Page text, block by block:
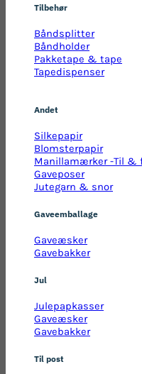
Tilbehør
Båndsplitter
Båndholder
Pakketape & tape
Tapedispenser
Andet
Silkepapir
Blomsterpapir
Manillamærker -Til &
Gaveposer
Jutegarn & snor
Gaveemballage
Gaveæsker
Gavebakker
Jul
Julepapkasser
Gaveæsker
Gavebakker
Til post